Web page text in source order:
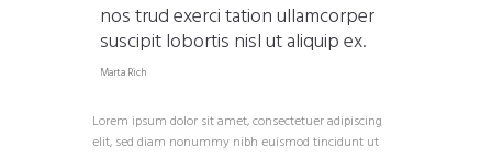
nos trud exerci tation ullamcorper
suscipit lobortis nisl ut aliquip ex.
Marta Rich
Lorem ipsum dolor sit amet, consectetuer adipiscing
elit, sed diam nonummy nibh euismod tincidunt ut